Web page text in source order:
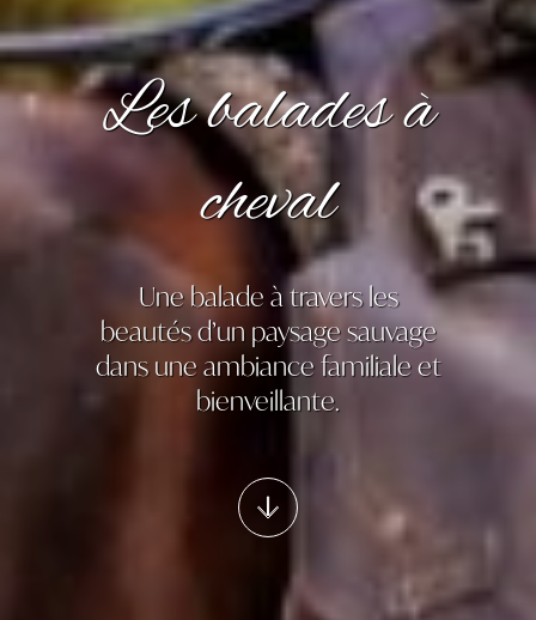
Les balades à
cheval
Une balade à travers les
beautés d’un paysage sauvage
dans une ambiance familiale et
bienveillante.